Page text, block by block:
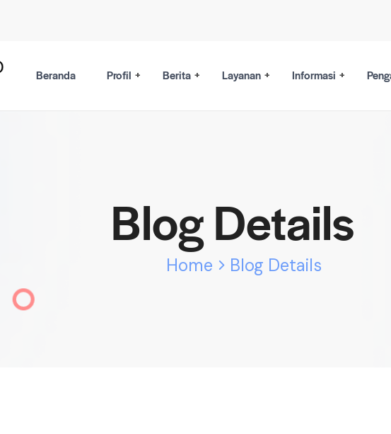
Beranda Profil Berita Layanan Informasi
Blog Details
Home Blog Details